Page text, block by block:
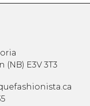
(NB) E3V 3T3